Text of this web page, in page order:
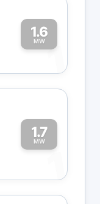
1.6
MW1
1.7
MW
1